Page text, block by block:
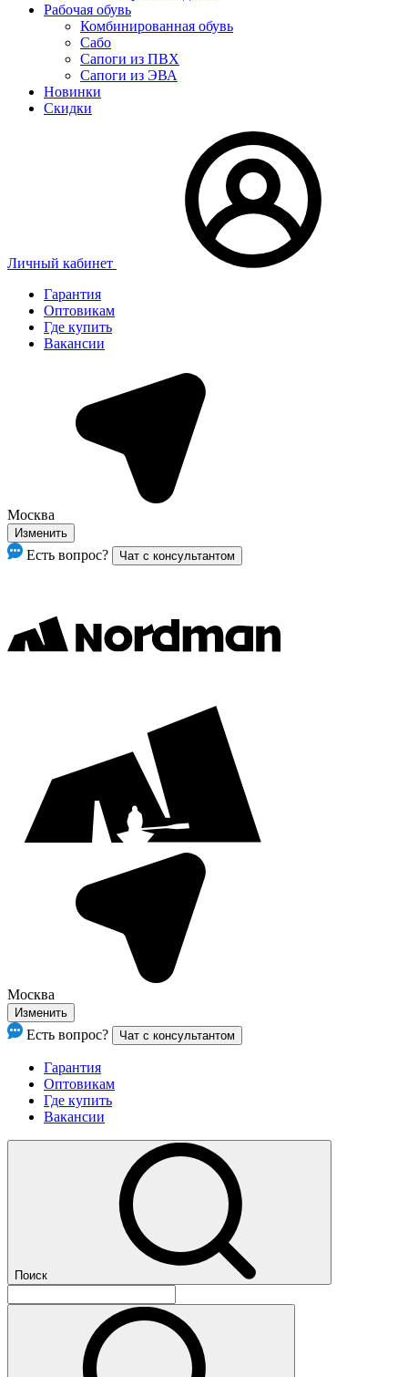
Рабочая обувь
Комбинированная обувь
Сабо
Сапоги из ПВХ
Сапоги из ЭВА
Новинки
Скидки
Личный кабинет
Гарантия
Оптовикам
Где купить
Вакансии
Москва
Изменить
Есть вопрос? Чат с консультантом
Москва
Изменить
Есть вопрос? Чат с консультантом
Гарантия
Оптовикам
Где купить
Вакансии
Поиск